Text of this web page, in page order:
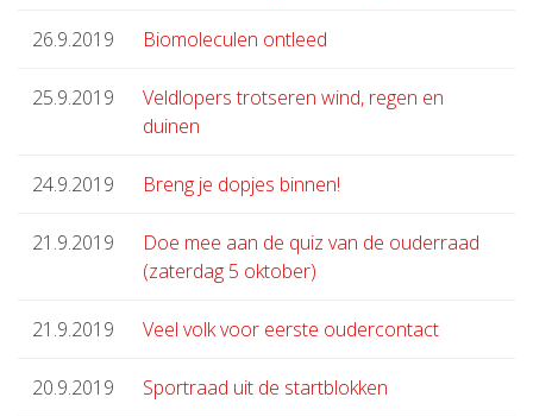
26.9.2019 Biomoleculen ontleed
25.9.2019
Veldlopers trotseren wind, regen en
duinen
24.9.2019 Breng je dopjes binnen!
21.9.2019
Doe mee aan de quiz van de ouderraad
(zaterdag 5 oktober)
21.9.2019 Veel volk voor eerste oudercontact
20.9.2019 Sportraad uit de startblokken